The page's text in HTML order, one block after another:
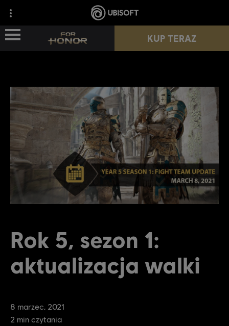
POSTACIE
PRZEPUSTEK
NOWY SEZON
ZASOBY
KUP TERAZ
8 marzec, 2021
2 min czytania
Rok 5, sezon 1:
aktualizacja walki